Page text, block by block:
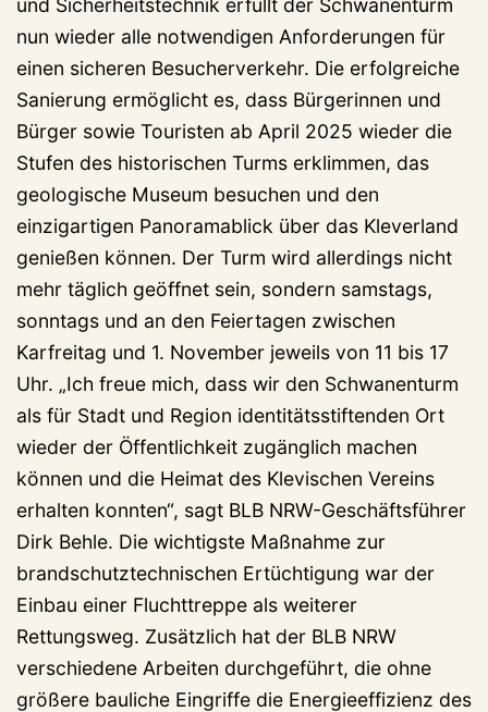
und Sicherheitstechnik erfüllt der Schwanenturm
nun wieder alle notwendigen Anforderungen für
einen sicheren Besucherverkehr. Die erfolgreiche
Sanierung ermöglicht es, dass Bürgerinnen und
Bürger sowie Touristen ab April 2025 wieder die
Stufen des historischen Turms erklimmen, das
geologische Museum besuchen und den
einzigartigen Panoramablick über das Kleverland
genießen können. Der Turm wird allerdings nicht
mehr täglich geöffnet sein, sondern samstags,
sonntags und an den Feiertagen zwischen
Karfreitag und 1. November jeweils von 11 bis 17
Uhr. „Ich freue mich, dass wir den Schwanenturm
als für Stadt und Region identitätsstiftenden Ort
wieder der Öffentlichkeit zugänglich machen
können und die Heimat des Klevischen Vereins
erhalten konnten“, sagt BLB NRW-Geschäftsführer
Dirk Behle. Die wichtigste Maßnahme zur
brandschutztechnischen Ertüchtigung war der
Einbau einer Fluchttreppe als weiterer
Rettungsweg. Zusätzlich hat der BLB NRW
verschiedene Arbeiten durchgeführt, die ohne
größere bauliche Eingriffe die Energieeffizienz des